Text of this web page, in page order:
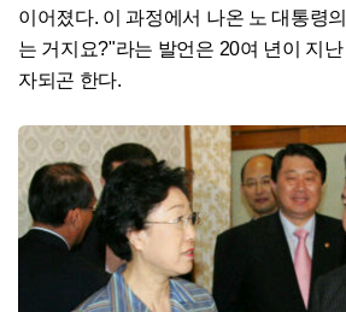
이어졌다. 이 과정에서 나온 노 대통령
는 거지요?"라는 발언은 20여 년이 지
자되곤 한다.